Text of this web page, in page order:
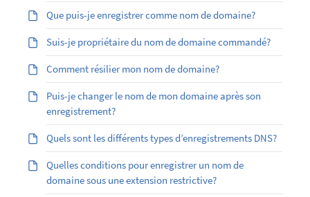
Que puis-je enregistrer comme nom de domaine?
Suis-je propriétaire du nom de domaine commandé?
Comment résilier mon nom de domaine?
Puis-je changer le nom de mon domaine après son
enregistrement?
Quels sont les différents types d’enregistrements DNS?
Quelles conditions pour enregistrer un nom de
domaine sous une extension restrictive?